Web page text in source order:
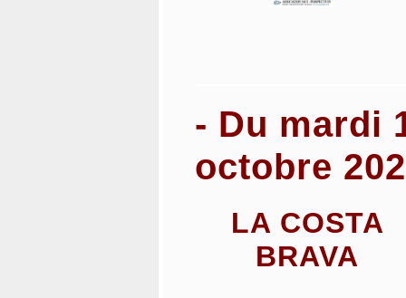
- Du mardi
octobre
LA COSTA
BRAVA